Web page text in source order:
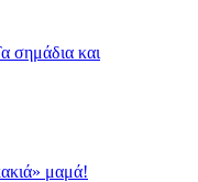
σημάδια και
μαμά!